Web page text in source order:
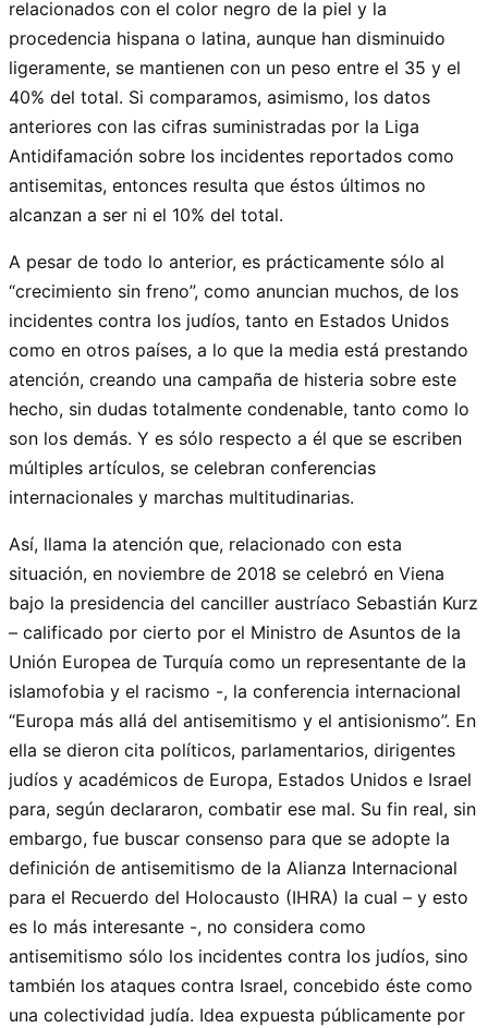
relacionados con el color negro de la piel y la
procedencia hispana o latina, aunque han disminuido
ligeramente, se mantienen con un peso entre el 35 y el
40% del total. Si comparamos, asimismo, los datos
anteriores con las cifras suministradas por la Liga
Antidifamación sobre los incidentes reportados como
antisemitas, entonces resulta que éstos últimos no
alcanzan a ser ni el 10% del total.
A pesar de todo lo anterior, es prácticamente sólo al
“crecimiento sin freno”, como anuncian muchos, de los
incidentes contra los judíos, tanto en Estados Unidos
como en otros países, a lo que la media está prestando
atención, creando una campaña de histeria sobre este
hecho, sin dudas totalmente condenable, tanto como lo
son los demás. Y es sólo respecto a él que se escriben
múltiples artículos, se celebran conferencias
internacionales y marchas multitudinarias.
Así, llama la atención que, relacionado con esta
situación, en noviembre de 2018 se celebró en Viena
bajo la presidencia del canciller austríaco Sebastián Kurz
– calificado por cierto por el Ministro de Asuntos de la
Unión Europea de Turquía como un representante de la
islamofobia y el racismo -, la conferencia internacional
“Europa más allá del antisemitismo y el antisionismo”. En
ella se dieron cita políticos, parlamentarios, dirigentes
judíos y académicos de Europa, Estados Unidos e Israel
para, según declararon, combatir ese mal. Su fin real, sin
embargo, fue buscar consenso para que se adopte la
definición de antisemitismo de la Alianza Internacional
para el Recuerdo del Holocausto (IHRA) la cual – y esto
es lo más interesante -, no considera como
antisemitismo sólo los incidentes contra los judíos, sino
también los ataques contra Israel, concebido éste como
una colectividad judía. Idea expuesta públicamente por